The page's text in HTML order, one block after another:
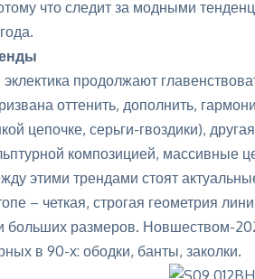
что следит за модными
продолжают
оттенить, дополнить,
цепочке, серьги-гвоздики),
композицией, массивные
этими трендами стоят
– четкая, строгая геометрия
больших размеров. Новшеством-
в 90-х: ободки, банты, заколки.